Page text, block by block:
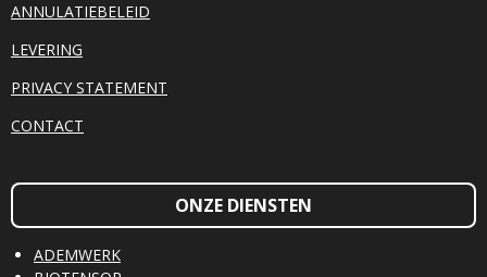
ANNULATIEBELEID
LEVERING
PRIVACY STATEMENT
CONTACT
ONZE DIENSTEN
ADEMWERK